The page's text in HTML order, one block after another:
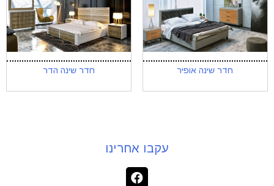
חדר שינה אופיר חדר שינה הדר
עקבו אחרינו